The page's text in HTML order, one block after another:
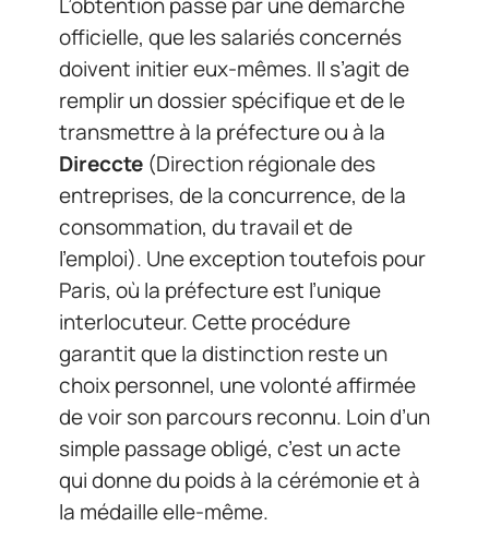
officielle, que les salariés concernés
doivent initier eux-mêmes. Il s’agit de
remplir un dossier spécifique et de le
transmettre à la préfecture ou à la
Direccte (Direction régionale des
entreprises, de la concurrence, de la
consommation, du travail et de
l’emploi). Une exception toutefois pour
Paris, où la préfecture est l’unique
interlocuteur. Cette procédure
garantit que la distinction reste un
choix personnel, une volonté affirmée
de voir son parcours reconnu. Loin d’un
simple passage obligé, c’est un acte
qui donne du poids à la cérémonie et à
la médaille elle-même.